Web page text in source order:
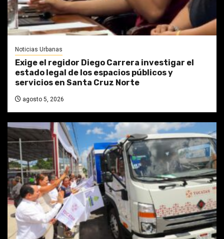
Noticias Urbanas
Exige el regidor Diego Carrera investigar el
estado legal de los espacios públicos y
servicios en Santa Cruz Norte
agosto 5, 2026